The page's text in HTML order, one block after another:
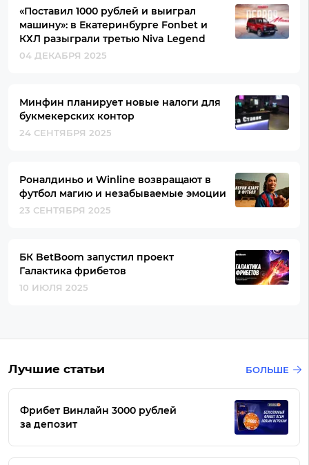
«Поставил 1000 рублей и выиграл
машину»: в Екатеринбурге Fonbet и
КХЛ разыграли третью Niva Legend
04 ДЕКАБРЯ 2025
Минфин планирует новые налоги для
букмекерских контор
24 СЕНТЯБРЯ 2025
Роналдиньо и Winline возвращают в
футбол магию и незабываемые эмоции
23 СЕНТЯБРЯ 2025
БК BetBoom запустил проект
Галактика фрибетов
10 ИЮЛЯ 2025
Лучшие статьи БОЛЬШЕ
Фрибет Винлайн 3000 рублей
за депозит